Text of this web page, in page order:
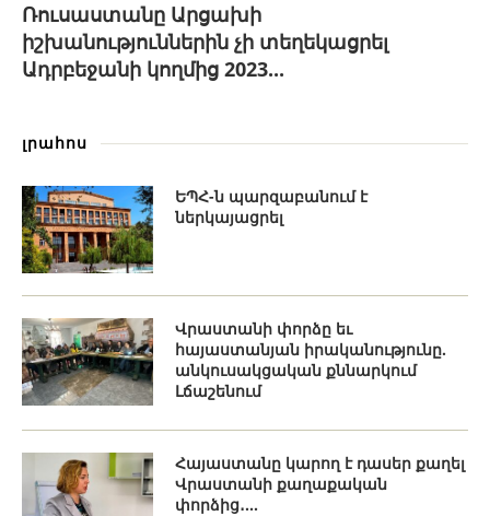
Ռուսաստանը Արցախի
իշխանություններին չի տեղեկացրել
Ադրբեջանի կողմից 2023...
լրահոս
ԵՊՀ-ն պարզաբանում է
ներկայացրել
Վրաստանի փորձը եւ
հայաստանյան իրականությունը.
անկուսակցական քննարկում
Լճաշենում
Հայաստանը կարող է դասեր քաղել
Վրաստանի քաղաքական
փորձից․...